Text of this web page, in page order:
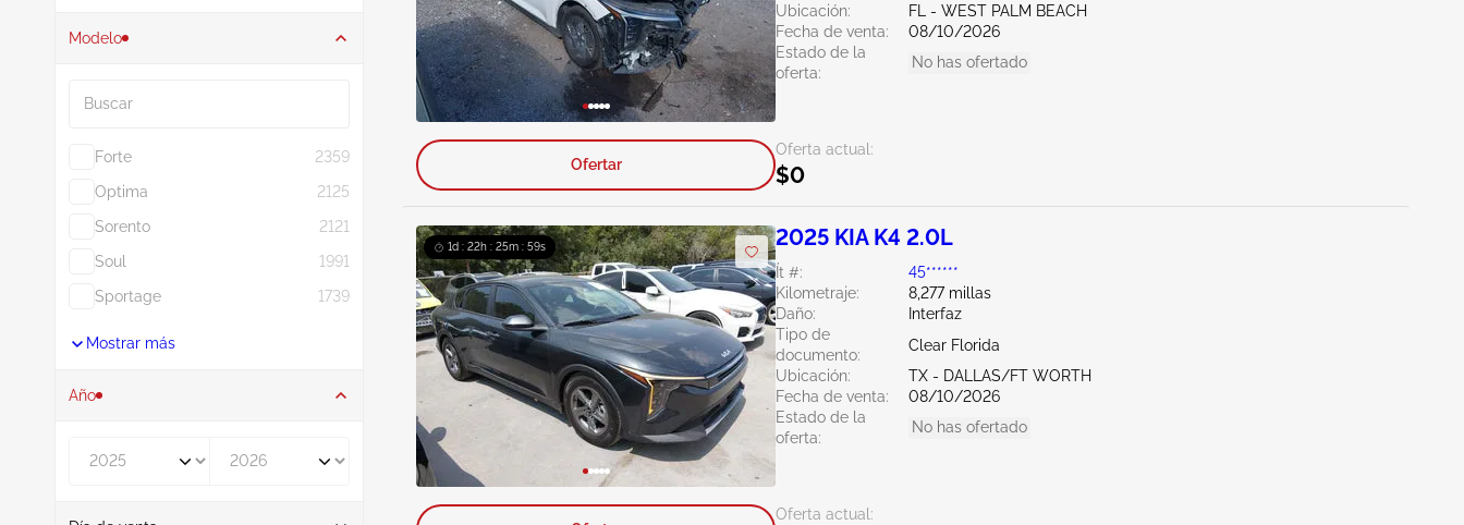
Modelo
Forte
2359
Optima
2125
Sorento
2121
Soul
1991
Sportage
1739
Mostrar más
Año
Ubicación:
FL - WEST PALM BEACH
Fecha de venta:
08/10/2026
Estado de la
oferta:
No has ofertado
Oferta actual:
$0
Ofertar
1d : 22h : 25m : 58s 2025 KIA K4 2.0L
Ít #:
45******
Kilometraje:
8,277 millas
Daño:
Interfaz
Tipo de
documento:
Clear Florida
Ubicación:
TX - DALLAS/FT WORTH
Fecha de venta:
08/10/2026
Estado de la
oferta:
No has ofertado
Oferta actual: